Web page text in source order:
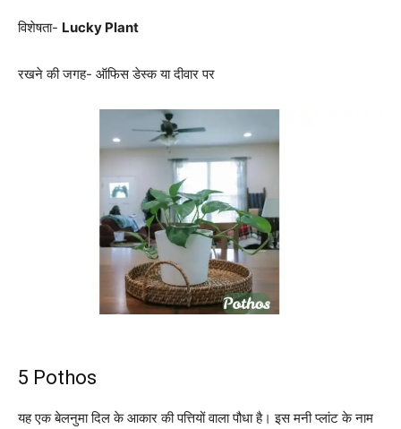
विशेषता- Lucky Plant
रखने की जगह- ऑफिस डेस्क या दीवार पर
5 Pothos
यह एक बेलनुमा दिल के आकार की पत्तियों वाला पौधा है। इस मनी प्लांट के नाम